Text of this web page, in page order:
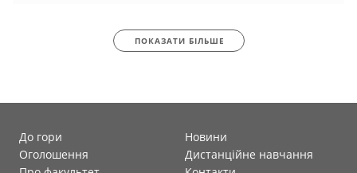
ПОКАЗАТИ БІЛЬШЕ
До гори
Новини
Оголошення
Дистанційне навчання